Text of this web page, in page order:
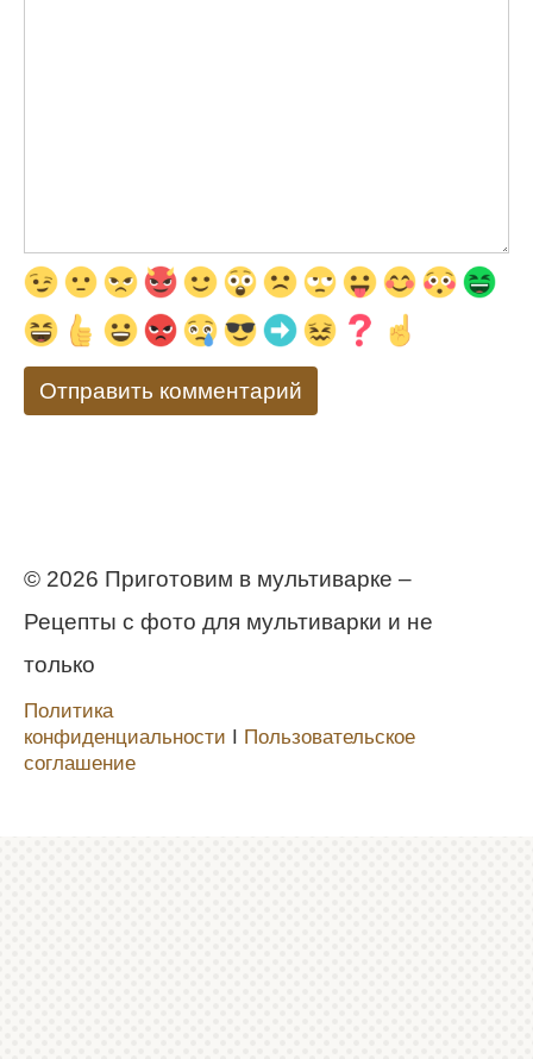
© 2026 Приготовим в мультиварке –
Рецепты с фото для мультиварки и не
только
Политика
конфиденциальности Ι Пользовательское
соглашение